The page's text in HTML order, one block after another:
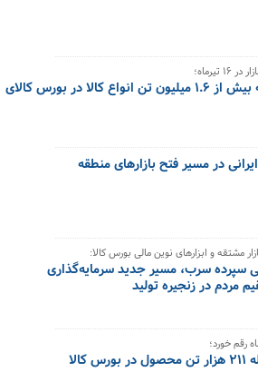
تیرماه؛
عرضه بیش از ۱.۶ میلیون تن انواع کالا در بورس کالای
در مسیر فتح بازارهای منطقه
مشتقه و ابزارهای نوین مالی بورس کالا:
سپرده سرب، مسیر جدید سرمایه‌گذاری
مردم در زنجیره تولید
کالا